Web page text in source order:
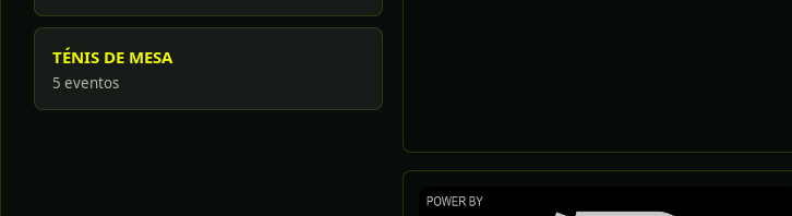
TÉNIS DE MESA
5 eventos